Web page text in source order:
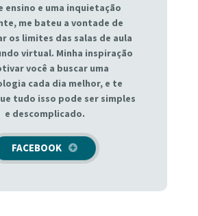
ensino e uma inquietação
me bateu a vontade de
os limites das salas de aula
virtual. Minha inspiração
você a buscar uma
cada dia melhor, e te
tudo isso pode ser simples
e descomplicado.
FACEBOOK